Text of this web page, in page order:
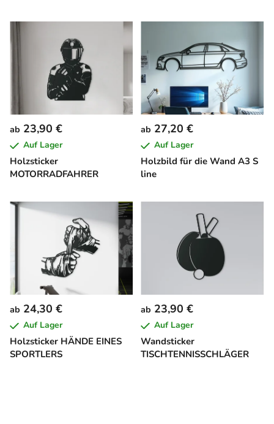
Holzsticker
MOTORRADFAHRER
ab 23,90 €
Auf Lager
Holzbild für die Wand A3 S
line
ab 27,20 €
Auf Lager
Holzsticker HÄNDE EINES
SPORTLERS
ab 24,30 €
Auf Lager
Wandsticker
TISCHTENNISSCHLÄGER
ab 23,90 €
Auf Lager